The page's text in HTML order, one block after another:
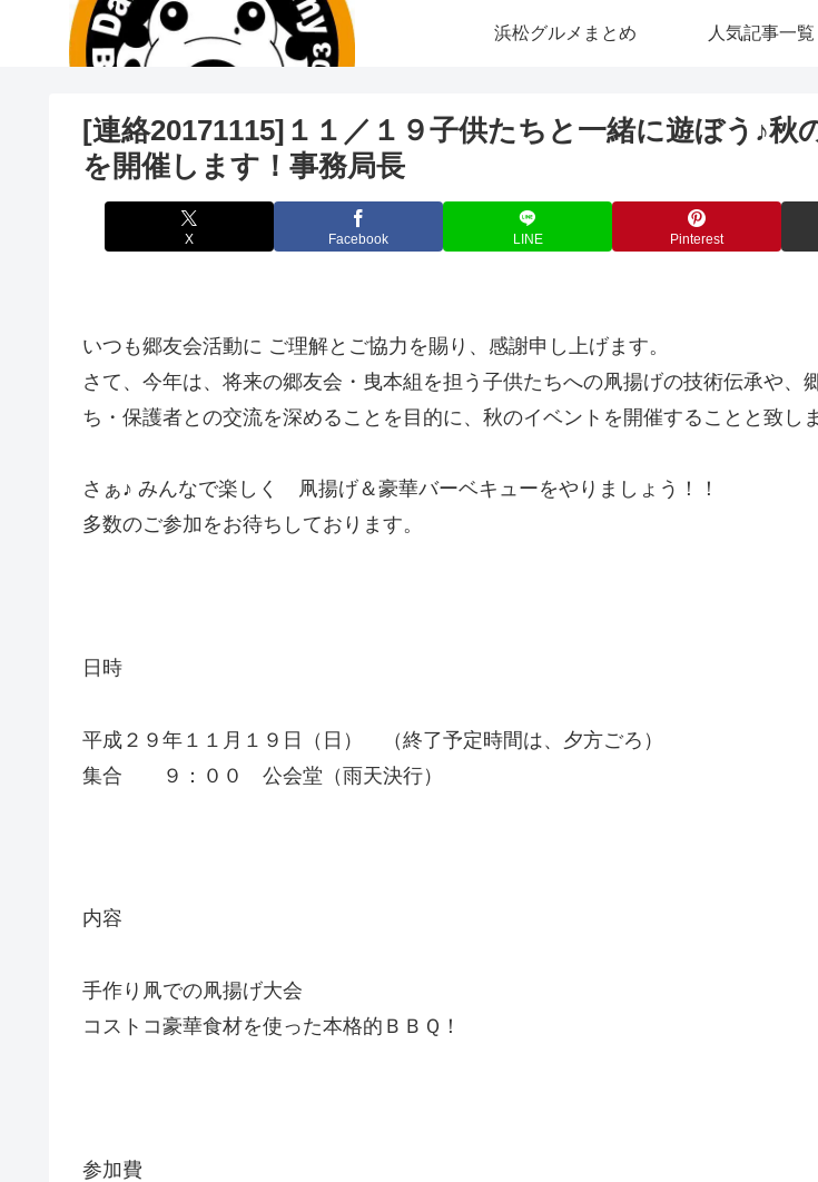
浜松グルメまとめ 人気記事一覧
[連絡20171115]１１／１９子供たちと一緒に遊ぼう♪秋
を開催します！事務局長
X Facebook LINE Pinterest
いつも郷友会活動に ご理解とご協力を賜り、感謝申し上げます。
さて、今年は、将来の郷友会・曳本組を担う子供たちへの凧揚げの技術伝承や、
ち・保護者との交流を深めることを目的に、秋のイベントを開催することと致し
さぁ♪ みんなで楽しく 凧揚げ＆豪華バーベキューをやりましょう！！
多数のご参加をお待ちしております。
日時
平成２９年１１月１９日（日） （終了予定時間は、夕方ごろ）
集合 ９：００ 公会堂（雨天決行）
内容
手作り凧での凧揚げ大会
コストコ豪華食材を使った本格的ＢＢＱ！
参加費